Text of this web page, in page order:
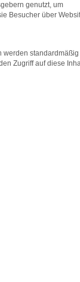
genutzt, um
Besucher über
werden standardmäßig
Zugriff auf diese